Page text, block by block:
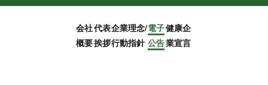
会社
概要
代表
挨拶
企業理念/
行動指針
電子
公告
健康企
業宣言